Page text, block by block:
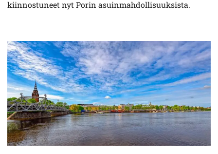
kiinnostuneet nyt Porin asuinmahdollisuuksista.